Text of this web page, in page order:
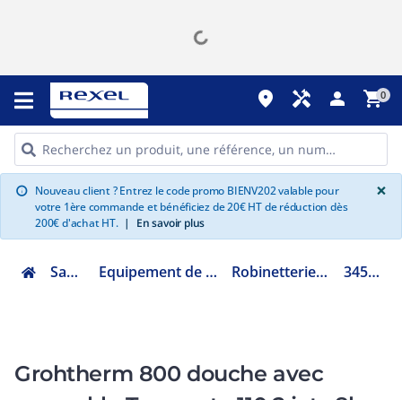
place handyman person shopping_cart0
info Nouveau client ? Entrez le code promo BIENV202 valable pour
votre 1ère commande et bénéficiez de 20€ HT de réduction dès
200€ d'achat HT. | En savoir plus
×
Sanitaire Equipement de salle de bain Robinetterie de douche 34565002
Grohtherm 800 douche avec